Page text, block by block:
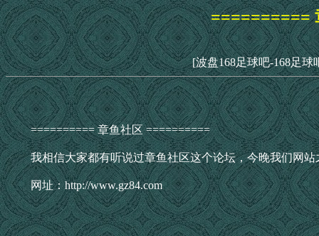
==========
[波盘168足球吧-168足球
========== 章鱼社区 ==========
我相信大家都有听说过章鱼社区这个论坛，今晚我们网
网址：http://www.gz84.com